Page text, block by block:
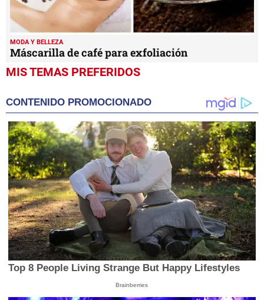
MODA Y BELLEZA
Máscarilla de café para exfoliación
MIS TEMAS PREFERIDOS
CONTENIDO PROMOCIONADO
Top 8 People Living Strange But Happy Lifestyles
Brainberries